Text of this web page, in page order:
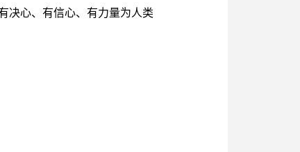
决心、有信心、有力量为人类